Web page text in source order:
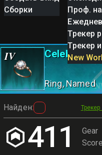
Сборки
Проф.
Трекер
Трекер
New
IV Celebration
Ring, Named
Найден:
411
Gear
Score